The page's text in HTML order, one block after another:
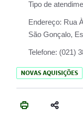
Tipo de
Endereço: Rua
São Gonçalo,
Telefone: (021)
NOVAS AQUISIÇÕES